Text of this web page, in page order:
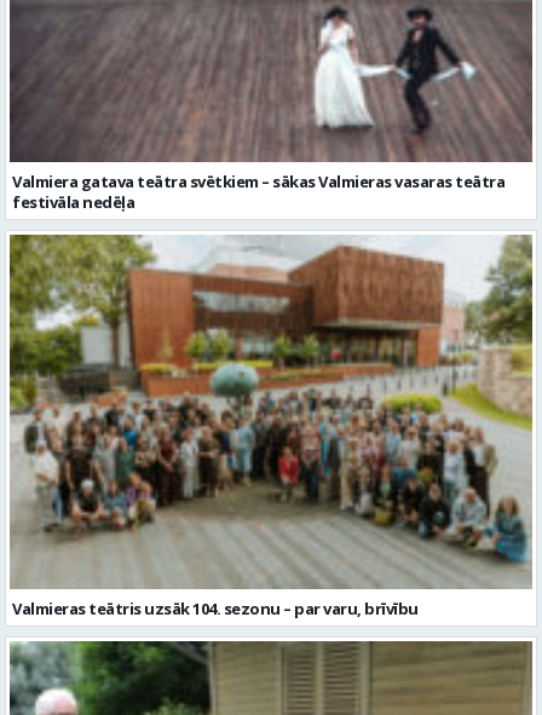
Valmiera gatava teātra svētkiem – sākas Valmieras vasaras teātra
festivāla nedēļa
Valmieras teātris uzsāk 104. sezonu – par varu, brīvību